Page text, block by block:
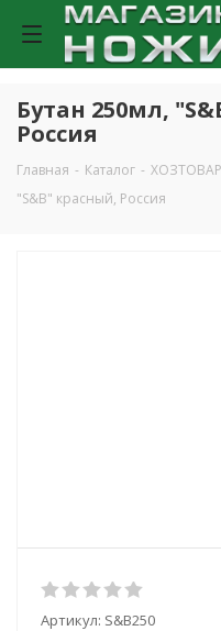
Бутан 250мл,
Россия
Главная - Каталог -
"S&B" красный, Россия
Артикул: S&B250